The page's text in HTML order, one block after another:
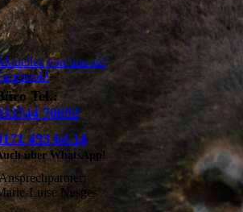
von uns auf
Tel.:
70692
493 64 14
über WhatsApp!
Luise Nesges